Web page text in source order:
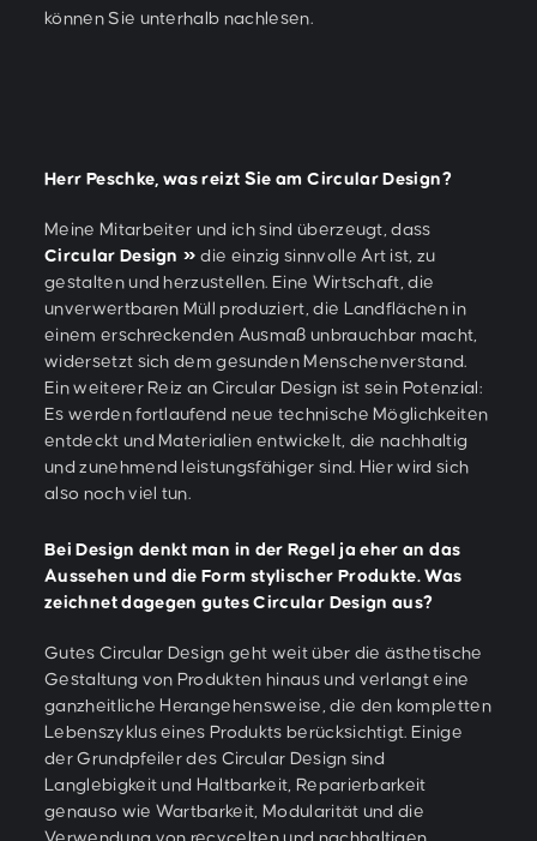
können Sie unterhalb nachlesen.
Herr Peschke, was reizt Sie am Circular Design?
Meine Mitarbeiter und ich sind überzeugt, dass
Circular Design
die einzig sinnvolle Art ist, zu
gestalten und herzustellen. Eine Wirtschaft, die
unverwertbaren Müll produziert, die Landflächen in
einem erschreckenden Ausmaß unbrauchbar macht,
widersetzt sich dem gesunden Menschenverstand.
Ein weiterer Reiz an Circular Design ist sein Potenzial:
Es werden fortlaufend neue technische Möglichkeiten
entdeckt und Materialien entwickelt, die nachhaltig
und zunehmend leistungsfähiger sind. Hier wird sich
also noch viel tun.
Bei Design denkt man in der Regel ja eher an das
Aussehen und die Form stylischer Produkte. Was
zeichnet dagegen gutes Circular Design aus?
Gutes Circular Design geht weit über die ästhetische
Gestaltung von Produkten hinaus und verlangt eine
ganzheitliche Herangehensweise, die den kompletten
Lebenszyklus eines Produkts berücksichtigt. Einige
der Grundpfeiler des Circular Design sind
Langlebigkeit und Haltbarkeit, Reparierbarkeit
genauso wie Wartbarkeit, Modularität und die